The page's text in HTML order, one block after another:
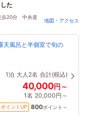
た
歩20分 中央道
地図・アクセス
天風呂と半個室で旬の
1泊 大人2名 合計(税込)
40,000円～
1名 20,000円～
ポイントUP 800ポイント～